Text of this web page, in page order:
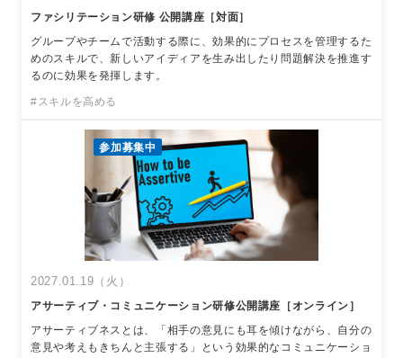
ファシリテーション研修 公開講座［対面］
グループやチームで活動する際に、効果的にプロセスを管理するた
めのスキルで、新しいアイディアを生み出したり問題解決を推進す
るのに効果を発揮します。
#スキルを高める
参加募集中
2027.01.19（火）
アサーティブ・コミュニケーション研修公開講座［オンライン］
アサーティブネスとは、「相手の意見にも耳を傾けながら、自分の
意見や考えもきちんと主張する」という効果的なコミュニケーショ